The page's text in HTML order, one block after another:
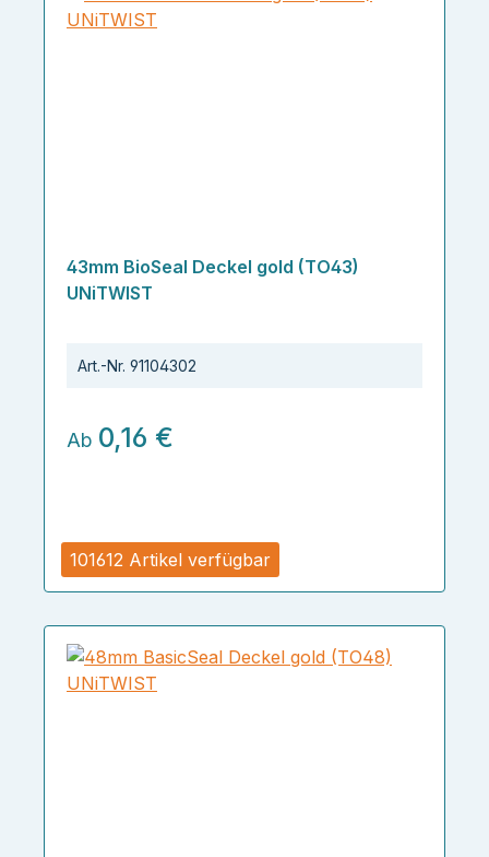
101612 Artikel verfügbar
43mm BioSeal Deckel gold (TO43)
UNiTWIST
Art.-Nr. 91104302
Ab 0,16 €